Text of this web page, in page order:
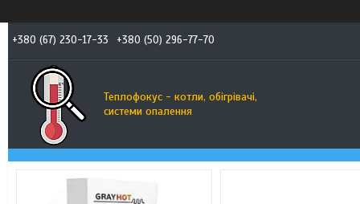
+380 (67) 230-17-33 +380 (50) 296-77-70
Теплофокус - котли, обігрівачі,
системи опалення